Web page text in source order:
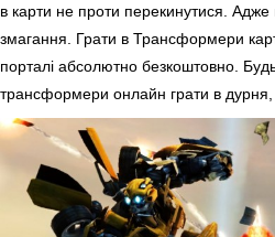
в карти не проти перекинутися. Адже
змагання. Грати в Трансформери
порталі абсолютно безкоштовно. Будь-
трансформери онлайн грати в дурня,